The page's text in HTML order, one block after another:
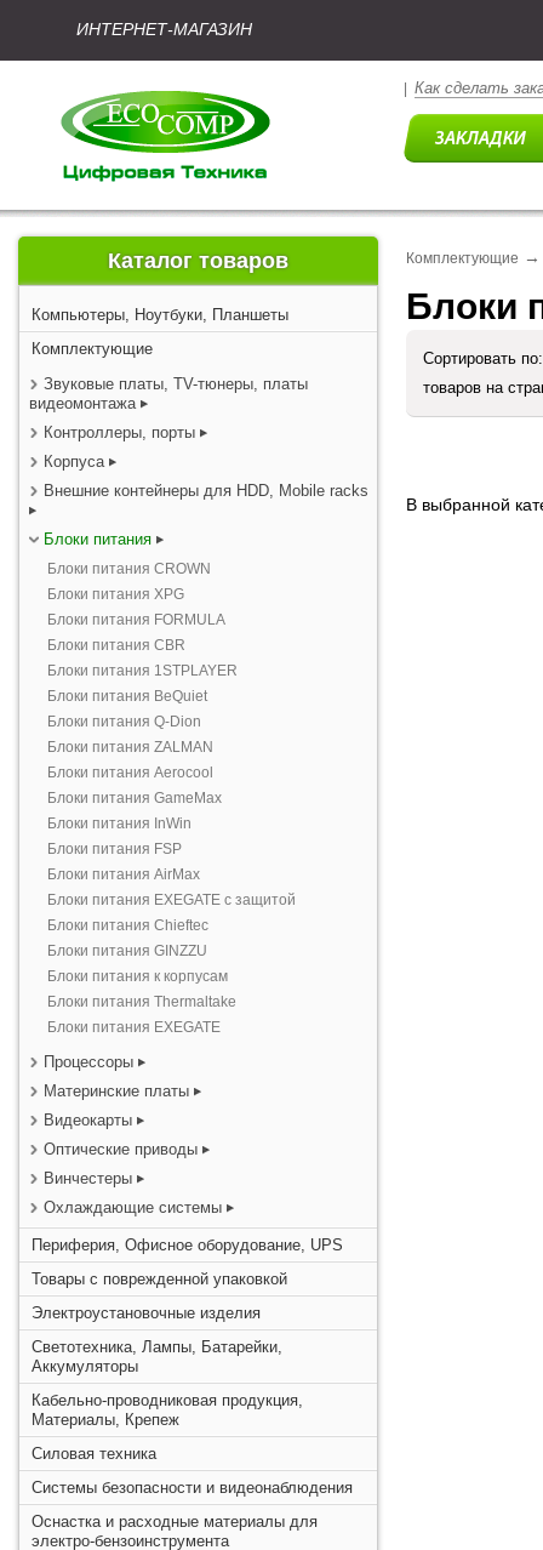
ИНТЕРНЕТ-МАГАЗИН
Как сделать
Каталог товаров
Компьютеры, Ноутбуки, Планшеты
Комплектующие
Звуковые платы, TV-тюнеры, платы
видеомонтажа
Контроллеры, порты
Корпуса
Внешние контейнеры для HDD, Mobile racks
Блоки питания
Блоки питания CROWN
Блоки питания XPG
Блоки питания FORMULA
Блоки питания CBR
Блоки питания 1STPLAYER
Блоки питания BeQuiet
Блоки питания Q-Dion
Блоки питания ZALMAN
Блоки питания Aerocool
Блоки питания GameMax
Блоки питания InWin
Блоки питания FSP
Блоки питания AirMax
Блоки питания EXEGATE с защитой
Блоки питания Chieftec
Блоки питания GINZZU
Блоки питания к корпусам
Блоки питания Thermaltake
Блоки питания EXEGATE
Процессоры
Материнские платы
Видеокарты
Оптические приводы
Винчестеры
Охлаждающие системы
Периферия, Офисное оборудование, UPS
Товары с поврежденной упаковкой
Электроустановочные изделия
Светотехника, Лампы, Батарейки,
Аккумуляторы
Кабельно-проводниковая продукция,
Материалы, Крепеж
Силовая техника
Системы безопасности и видеонаблюдения
Оснастка и расходные материалы для
электро-бензоинструмента
Комплектующие →
Блоки
Сортировать
товаров на
В выбранной